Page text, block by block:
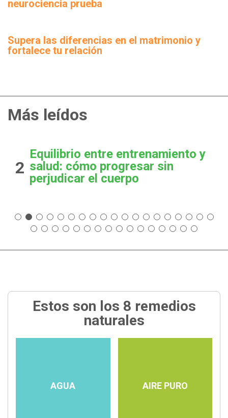
neurociencia prueba
Supera las diferencias en el matrimonio y
fortalece tu relación
Más leídos
2
Equilibrio entre entrenamiento y
salud: cómo progresar sin
perjudicar el cuerpo
Estos son los 8 remedios
naturales
AGUA AIRE PURO